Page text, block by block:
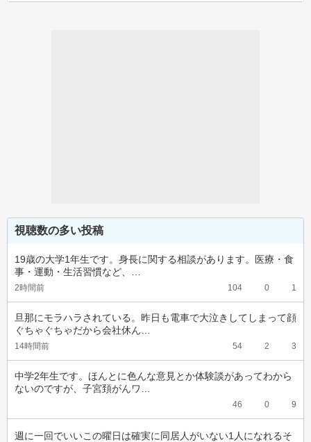
視聴数の多い投稿
19歳の大学1年生です。身長に関する相談があります。医療・食
事・運動・生活習慣など、…
2時間前 104 0 1
旦那にモラハラされている。昨日も電車で大泣きしてしまって顔
ぐちゃぐちゃだから会社休ん…
14時間前 54 2 3
中学2年生です。ほんとに色んな意見とか体験談があってわから
ないのですが、子宮頚がんワ…
46 0 9
週に一回でいいこの曜日は確実に同居人がいない1人になれるそ